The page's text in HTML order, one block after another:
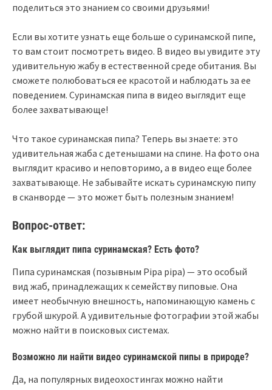
поделиться это знанием со своими друзьями!
Если вы хотите узнать еще больше о суринамской пипе,
то вам стоит посмотреть видео. В видео вы увидите эту
удивительную жабу в естественной среде обитания. Вы
сможете полюбоваться ее красотой и наблюдать за ее
поведением. Суринамская пипа в видео выглядит еще
более захватывающе!
Что такое суринамская пипа? Теперь вы знаете: это
удивительная жаба с детенышами на спине. На фото она
выглядит красиво и неповторимо, а в видео еще более
захватывающе. Не забывайте искать суринамскую пипу
в сканворде — это может быть полезным знанием!
Вопрос-ответ:
Как выглядит пипа суринамская? Есть фото?
Пипа суринамская (позывным Pipa pipa) — это особый
вид жаб, принадлежащих к семейству пиповые. Она
имеет необычную внешность, напоминающую камень с
грубой шкурой. А удивительные фотографии этой жабы
можно найти в поисковых системах.
Возможно ли найти видео суринамской пипы в природе?
Да, на популярных видеохостингах можно найти